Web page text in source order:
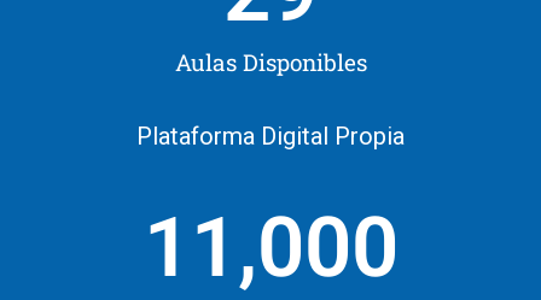
Aulas Disponibles
Plataforma Digital Propia
11,000